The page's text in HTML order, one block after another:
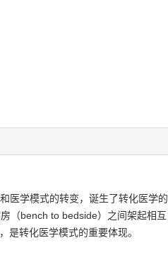
医学模式的转变，诞生了转化医学
（bench to bedside）之间架起相
是转化医学模式的重要体现。